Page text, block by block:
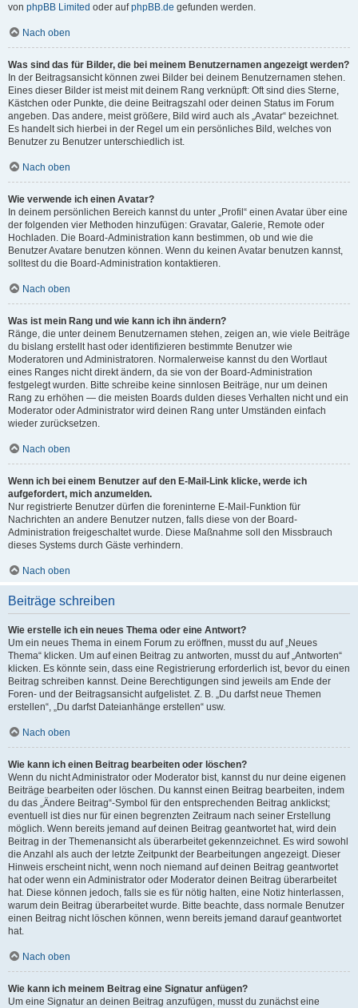
von phpBB Limited oder aufphpBB.de gefunden werden.
Nach oben
Was sind das für Bilder, die bei meinem Benutzernamen angezeigt werden?
In der Beitragsansicht können zwei Bilder bei deinem Benutzernamen stehen.
Eines dieser Bilder ist meist mit deinem Rang verknüpft: Oft sind dies Sterne,
Kästchen oder Punkte, die deine Beitragszahl oder deinen Status im Forum
angeben. Das andere, meist größere, Bild wird auch als „Avatar“ bezeichnet.
Es handelt sich hierbei in der Regel um ein persönliches Bild, welches von
Benutzer zu Benutzer unterschiedlich ist.
Nach oben
Wie verwende ich einen Avatar?
In deinem persönlichen Bereich kannst du unter „Profil“ einen Avatar über eine
der folgenden vier Methoden hinzufügen: Gravatar, Galerie, Remote oder
Hochladen. Die Board-Administration kann bestimmen, ob und wie die
Benutzer Avatare benutzen können. Wenn du keinen Avatar benutzen kannst,
solltest du die Board-Administration kontaktieren.
Nach oben
Was ist mein Rang und wie kann ich ihn ändern?
Ränge, die unter deinem Benutzernamen stehen, zeigen an, wie viele Beiträge
du bislang erstellt hast oder identifizieren bestimmte Benutzer wie
Moderatoren und Administratoren. Normalerweise kannst du den Wortlaut
eines Ranges nicht direkt ändern, da sie von der Board-Administration
festgelegt wurden. Bitte schreibe keine sinnlosen Beiträge, nur um deinen
Rang zu erhöhen — die meisten Boards dulden dieses Verhalten nicht und ein
Moderator oder Administrator wird deinen Rang unter Umständen einfach
wieder zurücksetzen.
Nach oben
Wenn ich bei einem Benutzer auf den E-Mail-Link klicke, werde ich
aufgefordert, mich anzumelden.
Nur registrierte Benutzer dürfen die foreninterne E-Mail-Funktion für
Nachrichten an andere Benutzer nutzen, falls diese von der Board-
Administration freigeschaltet wurde. Diese Maßnahme soll den Missbrauch
dieses Systems durch Gäste verhindern.
Nach oben
Beiträge schreiben
Wie erstelle ich ein neues Thema oder eine Antwort?
Um ein neues Thema in einem Forum zu eröffnen, musst du auf „Neues
Thema“ klicken. Um auf einen Beitrag zu antworten, musst du auf „Antworten“
klicken. Es könnte sein, dass eine Registrierung erforderlich ist, bevor du einen
Beitrag schreiben kannst. Deine Berechtigungen sind jeweils am Ende der
Foren- und der Beitragsansicht aufgelistet. Z. B. „Du darfst neue Themen
erstellen“, „Du darfst Dateianhänge erstellen“ usw.
Nach oben
Wie kann ich einen Beitrag bearbeiten oder löschen?
Wenn du nicht Administrator oder Moderator bist, kannst du nur deine eigenen
Beiträge bearbeiten oder löschen. Du kannst einen Beitrag bearbeiten, indem
du das „Ändere Beitrag“-Symbol für den entsprechenden Beitrag anklickst;
eventuell ist dies nur für einen begrenzten Zeitraum nach seiner Erstellung
möglich. Wenn bereits jemand auf deinen Beitrag geantwortet hat, wird dein
Beitrag in der Themenansicht als überarbeitet gekennzeichnet. Es wird sowohl
die Anzahl als auch der letzte Zeitpunkt der Bearbeitungen angezeigt. Dieser
Hinweis erscheint nicht, wenn noch niemand auf deinen Beitrag geantwortet
hat oder wenn ein Administrator oder Moderator deinen Beitrag überarbeitet
hat. Diese können jedoch, falls sie es für nötig halten, eine Notiz hinterlassen,
warum dein Beitrag überarbeitet wurde. Bitte beachte, dass normale Benutzer
einen Beitrag nicht löschen können, wenn bereits jemand darauf geantwortet
hat.
Nach oben
Wie kann ich meinem Beitrag eine Signatur anfügen?
Um eine Signatur an deinen Beitrag anzufügen, musst du zunächst eine